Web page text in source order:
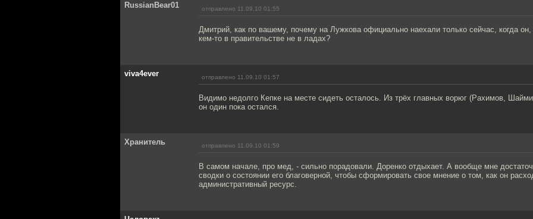
RussianBear01 отправлено 11.09.10 01:55
Дмитрий, как по вашему, почему на Лужкова официально наехали только сейчас, когда
кем-то в правительстве не в ладах?
viva4ever отправлено 11.09.10 01:57
Видимо недолго Кепке на месте сидеть осталось. Из трёх главных ворюг (Рахимов,
он один пока остался.
Хранитель отправлено 11.09.10 01:59
В самом начале, про мед, - сильно порадовали. Доренко отдыхает. А вообще мне
сводки о состоянии его благоверной, чтобы сформировать свое мнение о том, как он
административный ресурс.